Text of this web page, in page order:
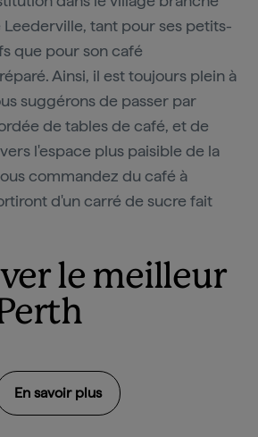
tant pour ses petits-
que pour son café
Ainsi, il est toujours plein à
suggérons de passer par
de tables de café, et de
l'espace plus paisible de la
commandez du café à
d'un carré de sucre fait
le meilleur
En savoir plus